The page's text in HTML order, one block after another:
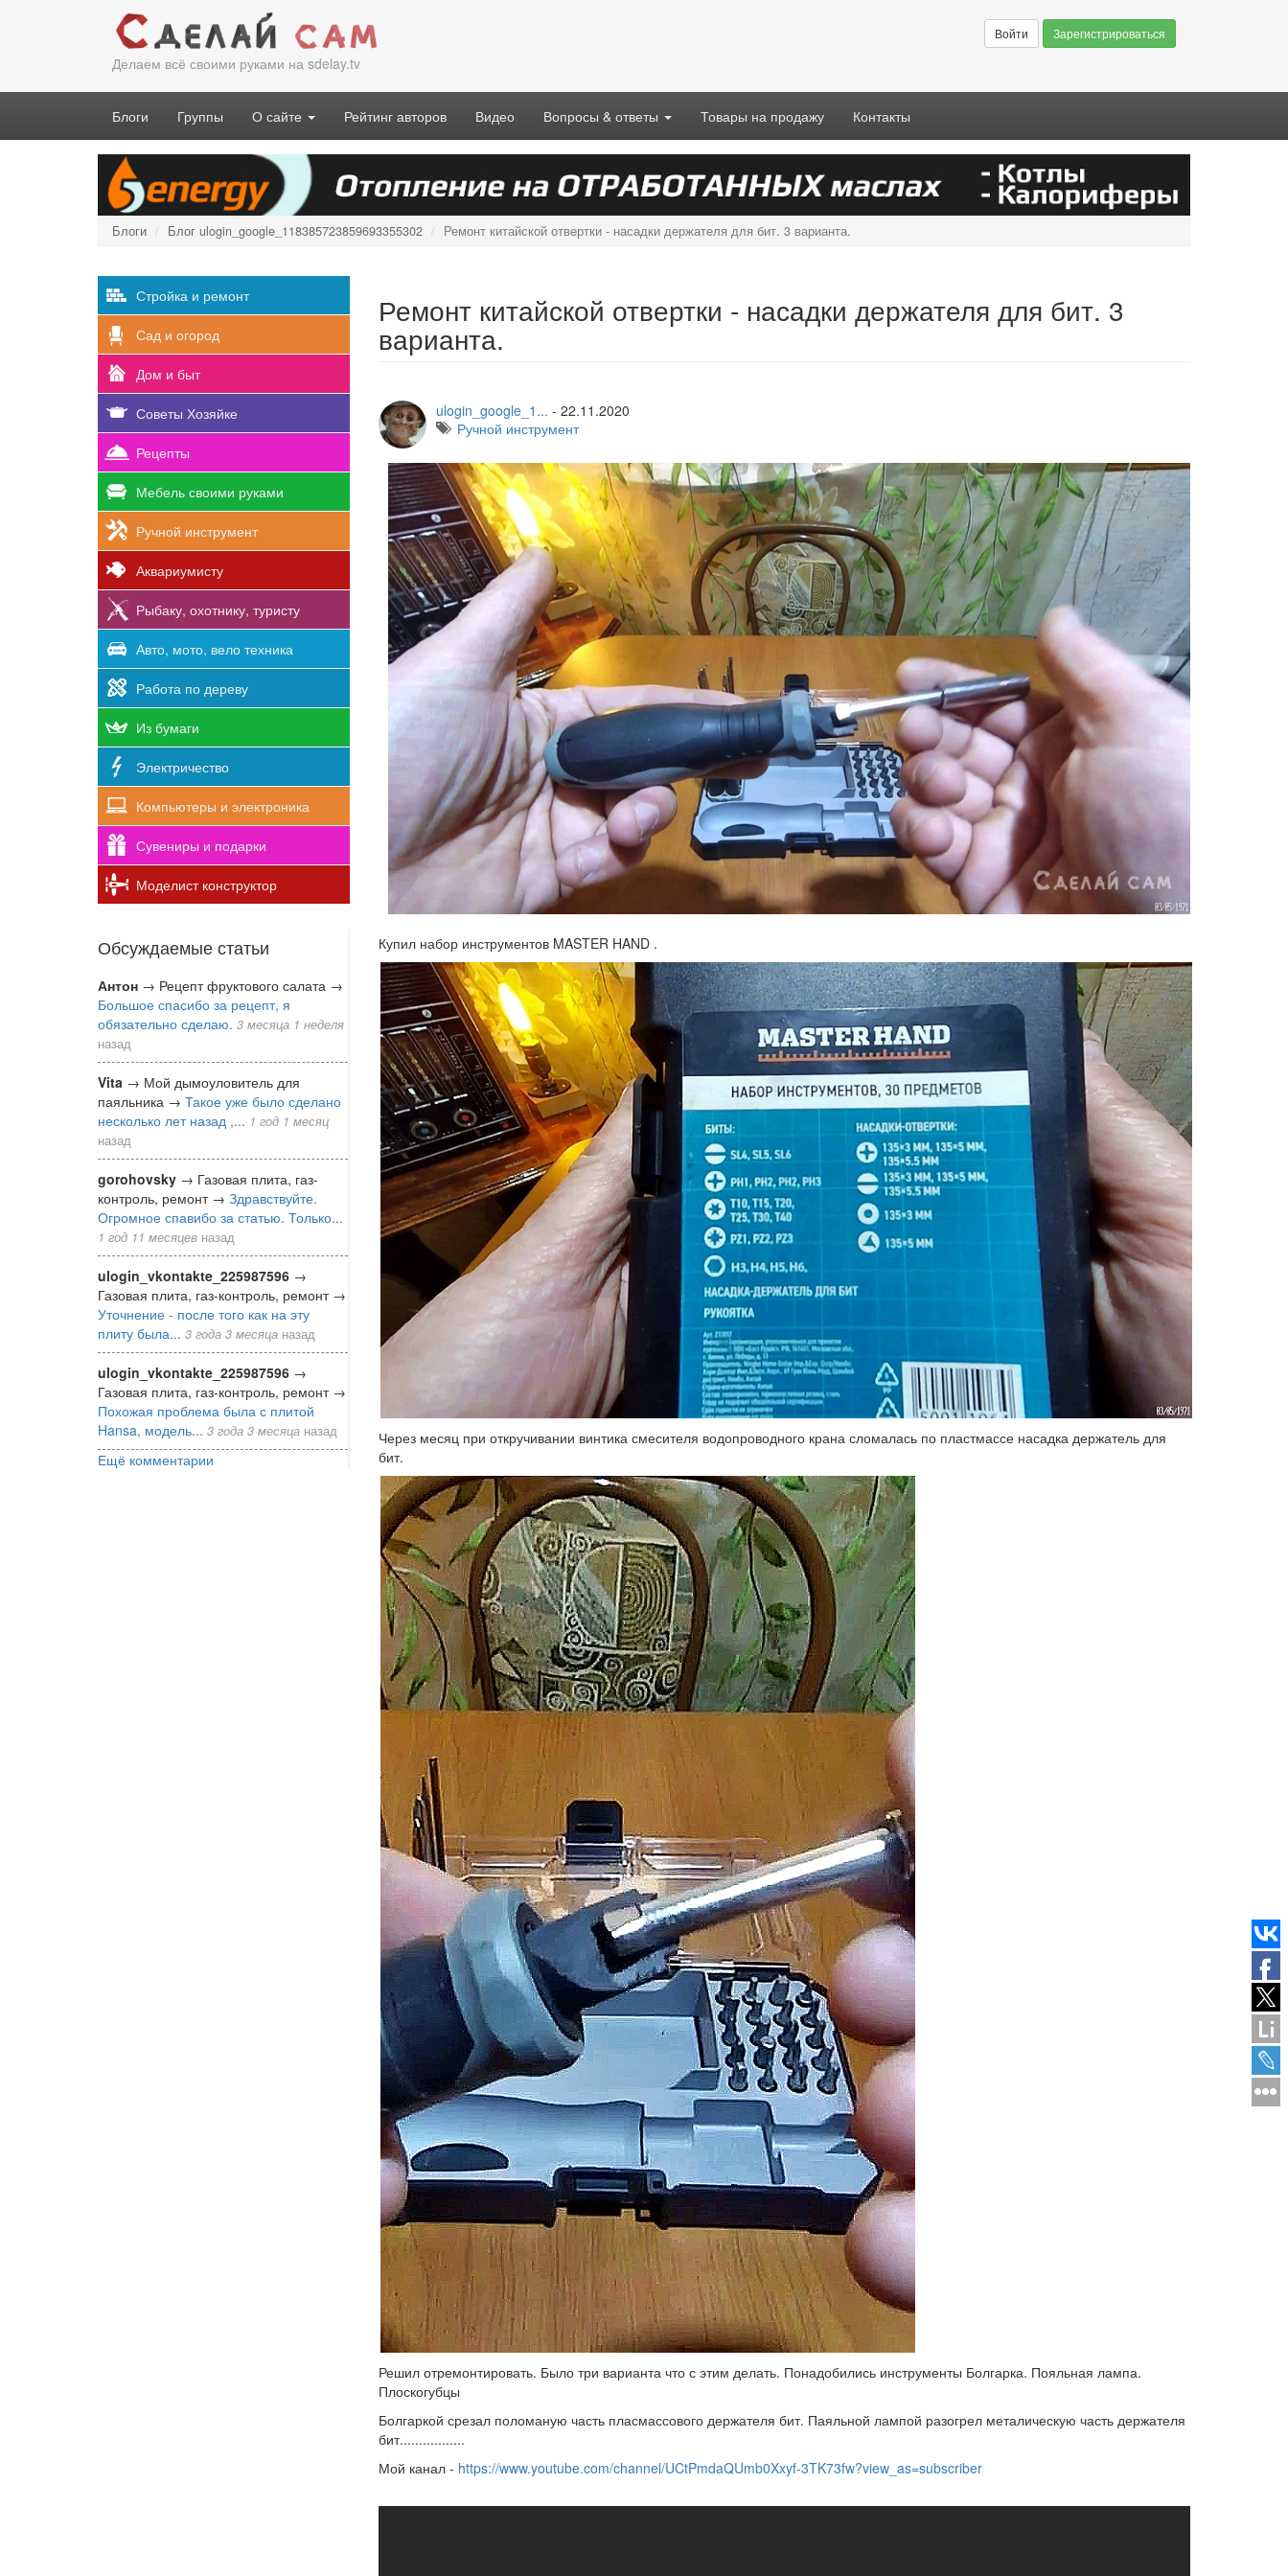
Делаем всё своими руками на sdelay.tv
Войти Зарегистрироваться
Блоги Группы О сайте Рейтинг авторов Видео Вопросы & ответы Товары на продажу Контакты
Блоги Блог ulogin_google_118385723859693355302 Ремонт китайской отвертки - насадки держателя для бит. 3 варианта.
Стройка и ремонт
Сад и огород
Дом и быт
Советы Хозяйке
Рецепты
Мебель своими руками
Ручной инструмент
Аквариумисту
Рыбаку, охотнику, туристу
Авто, мото, вело техника
Работа по дереву
Из бумаги
Электричество
Компьютеры и электроника
Сувениры и подарки
Моделист конструктор
Обсуждаемые статьи
Антон → Рецепт фруктового салата →
Большое спасибо за рецепт, я
обязательно сделаю. 3 месяца 1 неделя
назад
Vita → Мой дымоуловитель для
паяльника → Такое уже было сделано
несколько лет назад ,... 1 год 1 месяц
назад
gorohovsky → Газовая плита, газ-
контроль, ремонт → Здравствуйте.
Огромное спавибо за статью. Только...
1 год 11 месяцев назад
ulogin_vkontakte_225987596 →
Газовая плита, газ-контроль, ремонт →
Уточнение - после того как на эту
плиту была... 3 года 3 месяца назад
ulogin_vkontakte_225987596 →
Газовая плита, газ-контроль, ремонт →
Похожая проблема была с плитой
Hansa, модель... 3 года 3 месяца назад
Ещё комментарии
Ремонт китайской отвертки - насадки держателя для бит. 3
варианта.
ulogin_google_1... - 22.11.2020
Ручной инструмент
Купил набор инструментов MASTER HAND .
Через месяц при откручивании винтика смесителя водопроводного крана сломалась по пластмассе насадка держатель для
бит.
Решил отремонтировать. Было три варианта что с этим делать. Понадобились инструменты Болгарка. Пояльная лампа.
Плоскогубцы
Болгаркой срезал поломаную часть пласмассового держателя бит. Паяльной лампой разогрел металическую часть держателя
бит.................
Мой канал - https://www.youtube.com/channel/UCtPmdaQUmb0Xxyf-3TK73fw?view_as=subscriber